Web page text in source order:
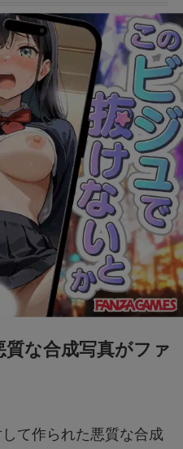
から怪しい電話と謎のメッ
セージ」
からのSMSは詐欺？原因
と対処法は？
結果が表示されない？原因と
対策は？
からの着信に要注意！詐欺電
口と対処法を解説」
クは？PS5・PS4とも徹底比
いを徹底解説！
な合成写真がファ
て作られた悪質な合成